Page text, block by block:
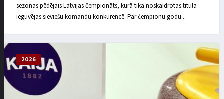
sezonas pēdējais Latvijas čempionāts, kurā tika noskaidrotas titula
ieguvējas sieviešu komandu konkurencē. Par čempionu godu...
2026